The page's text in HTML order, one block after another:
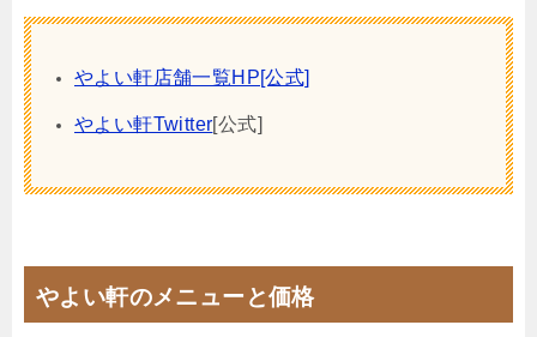
やよい軒店舗一覧HP[公式]
やよい軒Twitter[公式]
やよい軒のメニューと価格